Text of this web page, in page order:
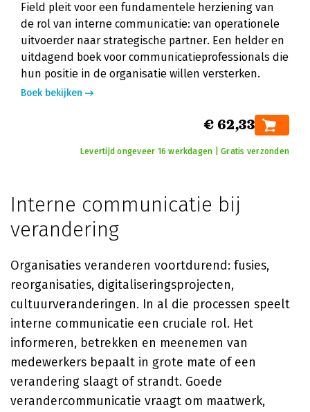
Field pleit voor een fundamentele herziening van
de rol van interne communicatie: van operationele
uitvoerder naar strategische partner. Een helder en
uitdagend boek voor communicatieprofessionals die
hun positie in de organisatie willen versterken.
Boek bekijken
€ 62,33
Levertijd ongeveer 16 werkdagen | Gratis verzonden
Interne communicatie bij
verandering
Organisaties veranderen voortdurend: fusies,
reorganisaties, digitaliseringsprojecten,
cultuurveranderingen. In al die processen speelt
interne communicatie een cruciale rol. Het
informeren, betrekken en meenemen van
medewerkers bepaalt in grote mate of een
verandering slaagt of strandt. Goede
verandercommunicatie vraagt om maatwerk,